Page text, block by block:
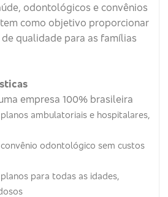
odontológicos e convênios
como objetivo proporcionar
qualidade para as famílias
empresa 100% brasileira
ambulatoriais e hospitalares,
odontológico sem custos
para todas as idades,